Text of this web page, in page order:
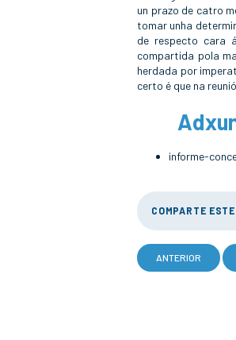
un prazo de catro
tomar unha
de respecto cara
compartida pola
herdada por
certo é que na
informe-
COMPARTE
ANTERIOR